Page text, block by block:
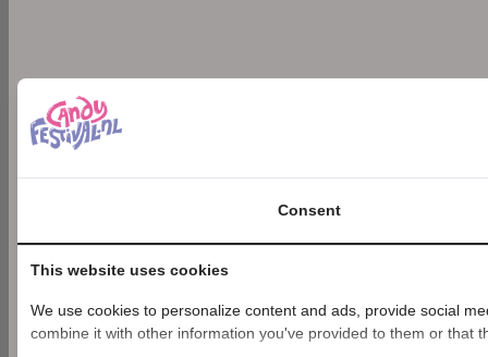
Consent
This website uses cookies
We use cookies to personalize content and ads, provide social
combine it with other information you've provided to them or that